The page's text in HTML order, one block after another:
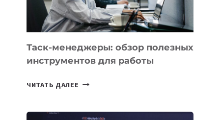
МОЖНО
ПОРУЧИТЬ
УЖЕ
СЕГОДНЯ
Таск-менеджеры: обзор полезных
инструментов для работы
ЧИТАТЬ ДАЛЕЕ ТАСК-